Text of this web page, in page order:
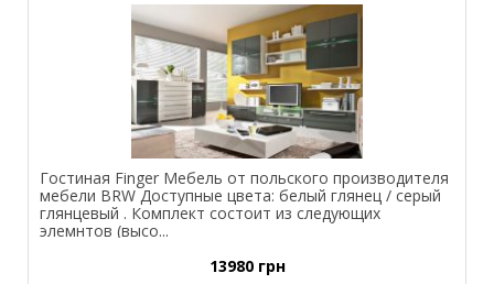
Гостиная Finger Мебель от польского производителя
мебели BRW Доступные цвета: белый глянец / серый
глянцевый . Комплект состоит из следующих
элемнтов (высо...
13980 грн